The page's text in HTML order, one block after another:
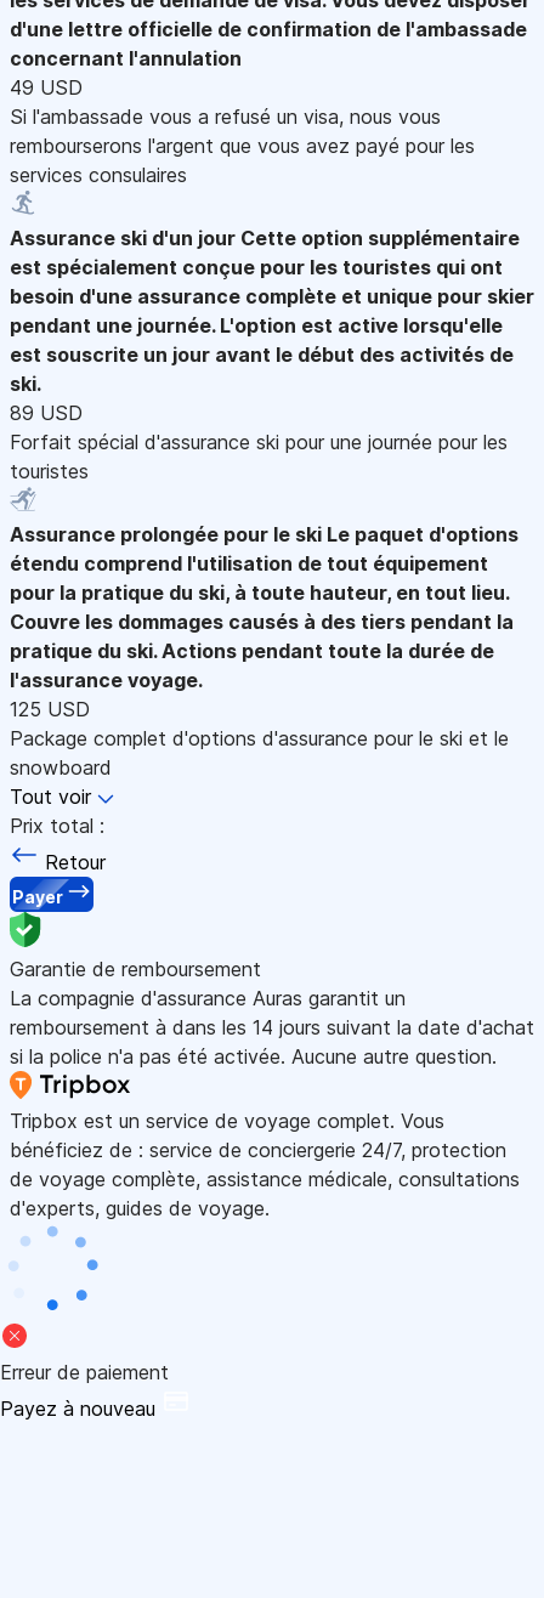
d'une lettre officielle de confirmation de l'ambassade
concernant l'annulation
49 USD
Si l'ambassade vous a refusé un visa, nous vous
rembourserons l'argent que vous avez payé pour les
services consulaires
Assurance ski d'un jour Cette option supplémentaire
est spécialement conçue pour les touristes qui ont
besoin d'une assurance complète et unique pour skier
pendant une journée. L'option est active lorsqu'elle
est souscrite un jour avant le début des activités de
ski.
89 USD
Forfait spécial d'assurance ski pour une journée pour les
touristes
Assurance prolongée pour le ski Le paquet d'options
étendu comprend l'utilisation de tout équipement
pour la pratique du ski, à toute hauteur, en tout lieu.
Couvre les dommages causés à des tiers pendant la
pratique du ski. Actions pendant toute la durée de
l'assurance voyage.
125 USD
Package complet d'options d'assurance pour le ski et le
snowboard
Tout voir
Prix total :
Retour
Payer
Garantie de remboursement
La compagnie d'assurance Auras garantit un
remboursement à dans les 14 jours suivant la date d'achat
si la police n'a pas été activée. Aucune autre question.
Tripbox est un service de voyage complet. Vous
bénéficiez de : service de conciergerie 24/7, protection
de voyage complète, assistance médicale, consultations
d'experts, guides de voyage.
Erreur de paiement
Payez à nouveau